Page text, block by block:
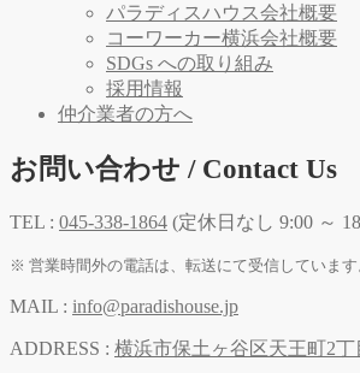
パラディスハウス会社概要
コーワーカー横浜会社概要
SDGs への取り組み
採用情報
仲介業者の方へ
お問い合わせ / Contact Us
TEL : 045-338-1864 (定休日なし 9:00 ～
※ 営業時間外の電話は、転送にて受信していま
MAIL : info@paradishouse.jp
ADDRESS : 横浜市保土ヶ谷区天王町2丁